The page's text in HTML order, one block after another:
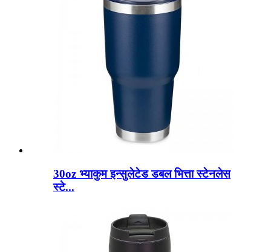
30oz भ्याकुम इन्सुलेटेड डबल भित्ता स्टेनलेस
स्टे...